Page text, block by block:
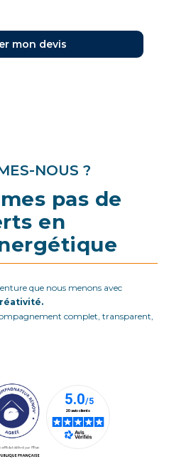
mon devis
NOUS ?
pas de
en
que nous menons avec
complet, transparent,